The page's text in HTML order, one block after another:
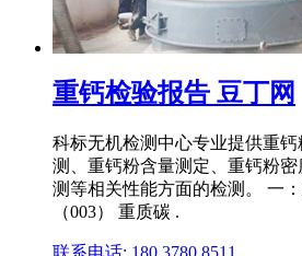
重钙检验报告 豆丁网
科标无机检测中心专业提供重
测、重钙粉含量测定、重钙粉
测等相关性能方面的检测。 一
（003） 重质碳 .
联系电话: 180 3780 8511